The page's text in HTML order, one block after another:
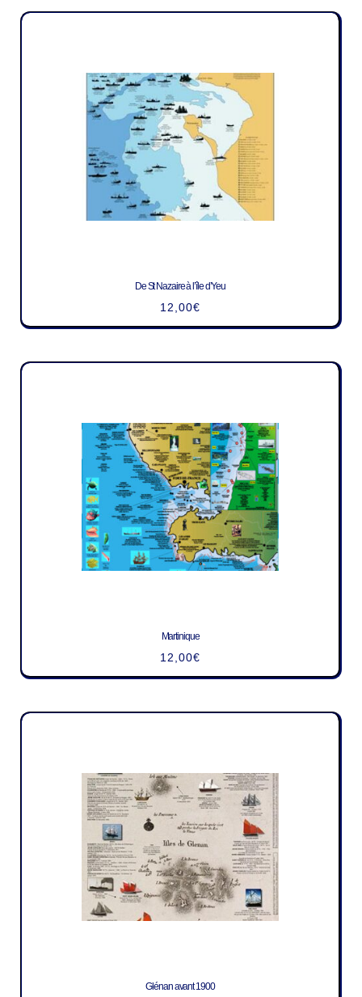
De St Nazaire à l’île d’Yeu
12,00€
Martinique
12,00€
Glénan avant 1900